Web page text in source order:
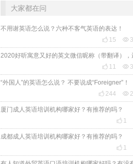
大家都在问
不用谢英语怎么说？六种不客气英语的表达！
 15 
 11 
“外国人”的英语怎么说？ 不要说成“Foreigner”！
 244 
厦门成人英语培训机构哪家好？有推荐的吗？
 1
成都成人英语培训机构哪家好？有推荐的吗？
 1